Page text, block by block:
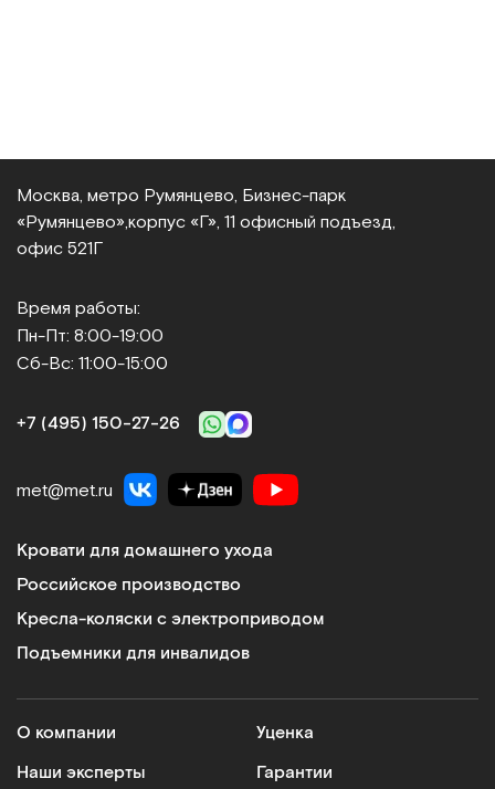
Москва, метро Румянцево, Бизнес‑парк
«Румянцево», корпус «Г», 11 офисный подъезд,
офис 521Г
Время работы:
Пн-Пт: 8:00-19:00
Сб-Вс: 11:00-15:00
+7 (495) 150‑27‑26
met@met.ru
Кровати для домашнего ухода
Российское производство
Кресла-коляски с электроприводом
Подъемники для инвалидов
О компании
Наши эксперты
Уценка
Гарантии